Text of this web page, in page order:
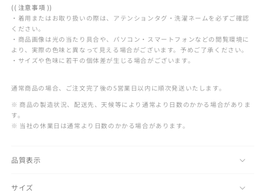
ら
す
す
(( 注意事項 ))
・着用またはお取り扱いの際は、アテンションタグ・洗濯ネームを必ずご確認
ください。
・商品画像は光の当たり具合や、パソコン・スマートフォンなどの閲覧環境に
より、実際の色味と異なって見える場合がございます。予めご了承ください。
・サイズや色味に若干の個体差が生じる場合がございます。
通常商品の場合、ご注文完了後の5営業日以内に順次発送いたします。
※ 商品の製造状況、配送先、天候等により通常より日数のかかる場合がありま
す。
※ 当社の休業日は通常より日数のかかる場合があります。
品質表示
サイズ